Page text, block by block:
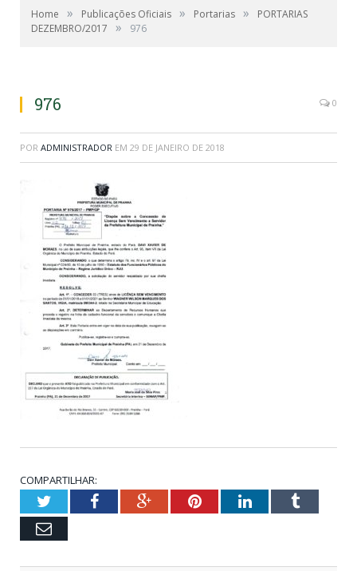
Home » Publicações Oficiais » Portarias »
PORTARIAS
DEZEMBRO/2017
» 976
976 0
POR ADMINISTRADOR EM 29 DE JANEIRO DE 2018
COMPARTILHAR:
TwitterFacebookGoogle+PinterestLinkedInTumblr
Email